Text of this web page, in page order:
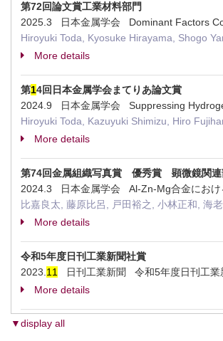
第72回論文賞工業材料部門
2025.3 日本金属学会 Dominant Factors
Hiroyuki Toda, Kyosuke Hirayama, Shogo
More details
第14回日本金属学会まてりあ論文賞
2024.9 日本金属学会 Suppressing
Hiroyuki Toda, Kazuyuki Shimizu, Hiro
More details
第74回金属組織写真賞 優秀賞 顕微鏡関連
2024.3 日本金属学会 Al-Zn-Mg合金におけ
比嘉良太, 藤原比呂, 戸田裕之, 小林正和, 海
More details
令和5年度日刊工業新聞社賞
2023. 1 1
日刊工業新聞 令和5年度日刊工業
More details
▼display all